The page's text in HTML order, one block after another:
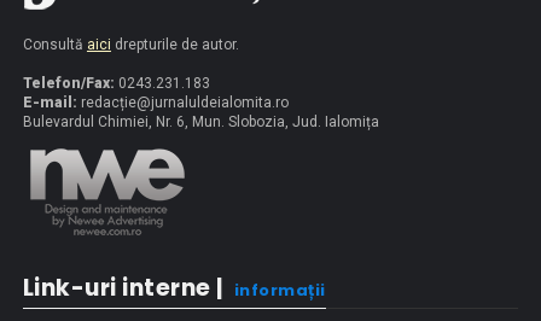
Consultă aici drepturile de autor.
Telefon/Fax: 0243.231.183
E-mail: redacție@jurnaluldeialomita.ro
Bulevardul Chimiei, Nr. 6, Mun. Slobozia, Jud. Ialomița
Link-uri interne | informații